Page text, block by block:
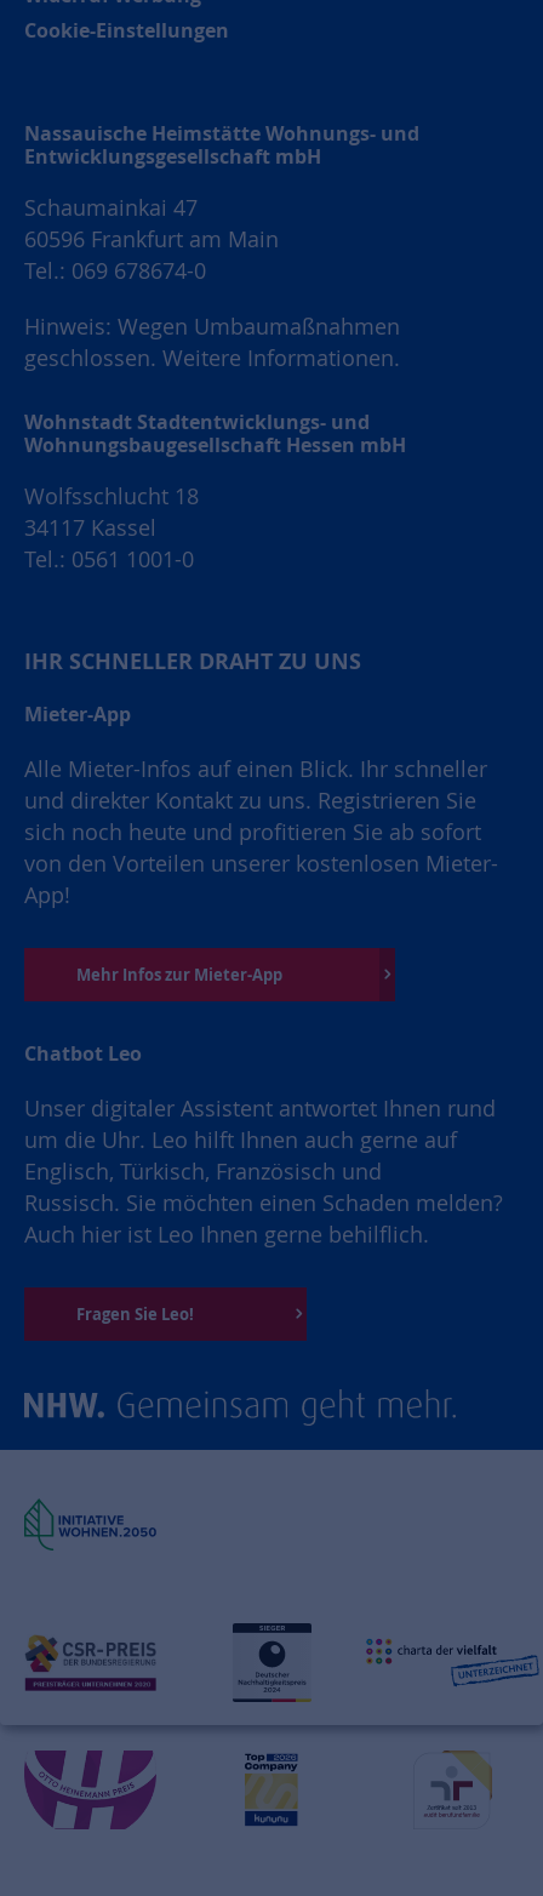
Cookie-Einstellungen
Nassauische Heimstätte Wohnungs- und
Entwicklungsgesellschaft mbH
Schaumainkai 47
60596 Frankfurt am Main
Tel.: 069 678674-0
Hinweis: Wegen Umbaumaßnahmen
geschlossen. Weitere Informationen.
Wohnstadt Stadtentwicklungs- und
Wohnungsbaugesellschaft Hessen mbH
Wolfsschlucht 18
34117 Kassel
Tel.: 0561 1001-0
IHR SCHNELLER DRAHT ZU UNS
Mieter-App
Alle Mieter-Infos auf einen Blick. Ihr schneller
und direkter Kontakt zu uns. Registrieren Sie
sich noch heute und profitieren Sie ab sofort
von den Vorteilen unserer kostenlosen Mieter-
App!
Mehr Infos zur Mieter-App
Chatbot Leo
Unser digitaler Assistent antwortet Ihnen rund
um die Uhr. Leo hilft Ihnen auch gerne auf
Englisch, Türkisch, Französisch und
Russisch. Sie möchten einen Schaden melden?
Auch hier ist Leo Ihnen gerne behilflich.
Fragen Sie Leo!